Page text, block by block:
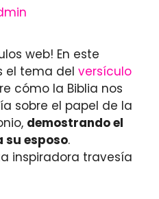
web! En este
el tema del versículo
cómo la Biblia nos
sobre el papel de la
demostrando el
su esposo.
inspiradora travesía